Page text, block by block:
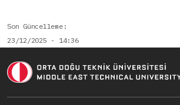
Son Güncelleme
23/12/2025 - 14:36